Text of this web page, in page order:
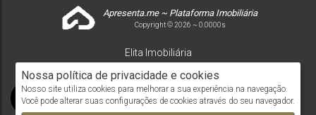
Nossa política de privacidade e cookies
Nosso site utiliza cookies para melhorar a sua experiência na navegação.
Você pode alterar suas configurações de cookies através do seu navegador.
Apresenta.me ~ Plataforma Imobiliária
Copyright © 2026 ~ 0.0000s
Elita Imobiliária